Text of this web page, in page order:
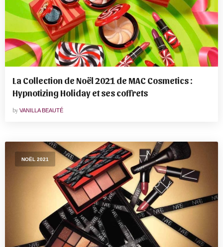
La Collection de Noël 2021 de MAC Cosmetics :
Hypnotizing Holiday et ses coffrets
by VANILLA BEAUTÉ
NOËL 2021